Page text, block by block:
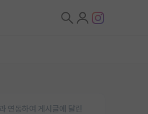
연동하여 게시글에 달린